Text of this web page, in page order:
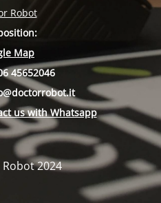
Robot
Map
45652046
@doctorrobot.it
us with Whatsapp
2024